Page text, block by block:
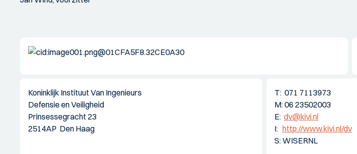
Koninklijk Instituut Van Ingenieurs
Defensie en Veiligheid
Prinsessegracht 23
2514AP Den Haag
T: 071 7113973
M: 06 23502003
E: dv@kivi.nl
I: http://www.kivi.nl/dv
S: WISERNL